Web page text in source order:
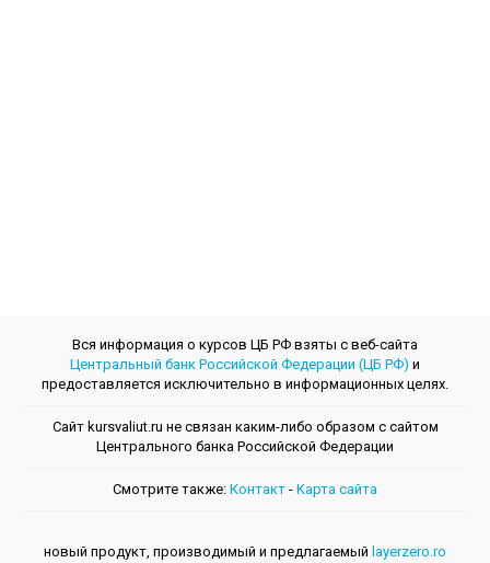
Вся информация о курсов ЦБ РФ взяты с веб-сайта
Центральный банк Российской Федерации (ЦБ РФ) и
предоставляется исключительно в информационных целях.
Сайт kursvaliut.ru не связан каким-либо образом с сайтом
Центрального банкa Российской Федерации
Смотрите также: Контакт - Kарта сайта
новый продукт, производимый и предлагаемый layerzero.ro